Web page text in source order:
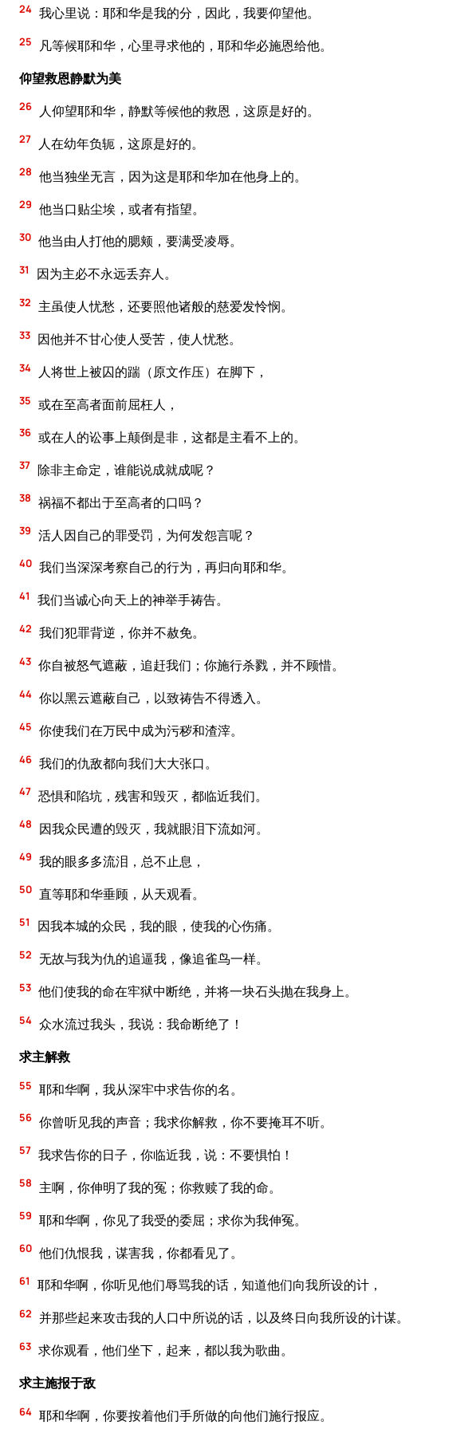
24 我心里说：耶和华是我的分，因此，我要仰望他。
25
凡等候耶和华，心里寻求他的，耶和华必施恩给他。
仰望救恩静默为美
26 人仰望耶和华，静默等候他的救恩，这原是好的。
27 人在幼年负轭，这原是好的。
28 他当独坐无言，因为这是耶和华加在他身上的。
29 他当口贴尘埃，或者有指望。
30 他当由人打他的腮颊，要满受凌辱。
31 因为主必不永远丢弃人。
32 主虽使人忧愁，还要照他诸般的慈爱发怜悯。
33 因他并不甘心使人受苦，使人忧愁。
34 人将世上被囚的踹（原文作压）在脚下，
35 或在至高者面前屈枉人，
36 或在人的讼事上颠倒是非，这都是主看不上的。
37 除非主命定，谁能说成就成呢？
38 祸福不都出于至高者的口吗？
39 活人因自己的罪受罚，为何发怨言呢？
40 我们当深深考察自己的行为，再归向耶和华。
41 我们当诚心向天上的神举手祷告。
42 我们犯罪背逆，你并不赦免。
43 你自被怒气遮蔽，追赶我们；你施行杀戮，并不顾惜。
44 你以黑云遮蔽自己，以致祷告不得透入。
45 你使我们在万民中成为污秽和渣滓。
46 我们的仇敌都向我们大大张口。
47 恐惧和陷坑，残害和毁灭，都临近我们。
48 因我众民遭的毁灭，我就眼泪下流如河。
49 我的眼多多流泪，总不止息，
50 直等耶和华垂顾，从天观看。
51 因我本城的众民，我的眼，使我的心伤痛。
52 无故与我为仇的追逼我，像追雀鸟一样。
53 他们使我的命在牢狱中断绝，并将一块石头抛在我身上。
54 众水流过我头，我说：我命断绝了！
求主解救
55 耶和华啊，我从深牢中求告你的名。
56 你曾听见我的声音；我求你解救，你不要掩耳不听。
57 我求告你的日子，你临近我，说：不要惧怕！
58 主啊，你伸明了我的冤；你救赎了我的命。
59 耶和华啊，你见了我受的委屈；求你为我伸冤。
60 他们仇恨我，谋害我，你都看见了。
61 耶和华啊，你听见他们辱骂我的话，知道他们向我所设的计，
62 并那些起来攻击我的人口中所说的话，以及终日向我所设的计谋。
63 求你观看，他们坐下，起来，都以我为歌曲。
求主施报于敌
64 耶和华啊，你要按着他们手所做的向他们施行报应。